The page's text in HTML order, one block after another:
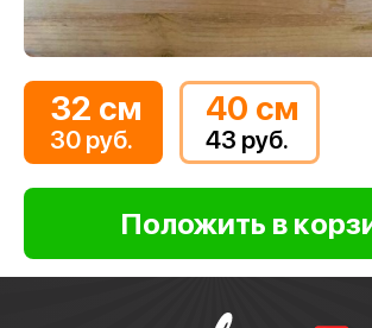
32 см
30 руб.
40 см
43 руб.